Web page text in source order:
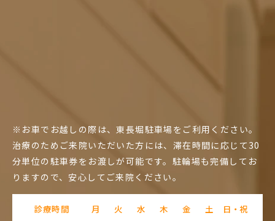
※お車でお越しの際は、東長堀駐車場をご利用ください。
治療のためご来院いただいた方には、滞在時間に応じて30
分単位の駐車券をお渡しが可能です。駐輪場も完備してお
りますので、安心してご来院ください。
診療時間 月 火 水 木 金 土 日・祝